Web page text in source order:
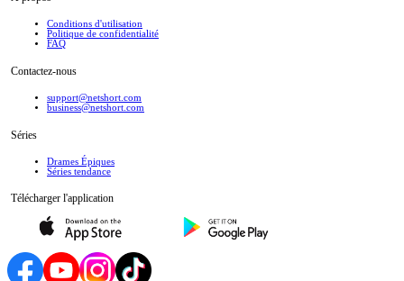
Conditions d'utilisation
Politique de confidentialité
FAQ
Contactez-nous
support@netshort.com
business@netshort.com
Séries
Drames Épiques
Séries tendance
Télécharger l'application